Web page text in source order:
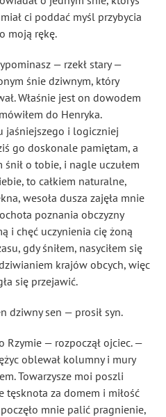
ci poddać myśl przybycia
moją rękę.
— rzekł stary —
śnie dziwnym, który
Właśnie jest on dowodem
do Henryka.
jaśniejszego i logiczniej
go doskonale pamiętam, a
śnił o tobie, i nagle uczułem
to całkiem naturalne,
wesoła dusza zajęła mnie
poznania obczyzny
i chęć uczynienia cię żoną
gdy śniłem, nasyciłem się
krajów obcych, więc
się przejawić.
dziwny sen — prosił syn.
Rzymie — rozpoczął ojciec. —
oblewał kolumny i mury
Towarzysze moi poszli
tęsknota za domem i miłość
mnie palić pragnienie,